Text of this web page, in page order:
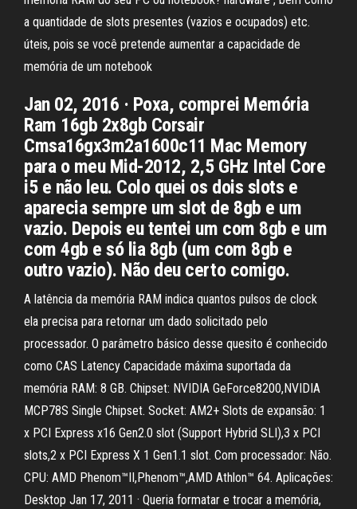
a quantidade de slots presentes (vazios e ocupados) etc.
úteis, pois se você pretende aumentar a capacidade de
memória de um notebook
Jan 02, 2016 · Poxa, comprei Memória
Ram 16gb 2x8gb Corsair
Cmsa16gx3m2a1600c11 Mac Memory
para o meu Mid-2012, 2,5 GHz Intel Core
i5 e não leu. Colo quei os dois slots e
aparecia sempre um slot de 8gb e um
vazio. Depois eu tentei um com 8gb e um
com 4gb e só lia 8gb (um com 8gb e
outro vazio). Não deu certo comigo.
A latência da memória RAM indica quantos pulsos de clock
ela precisa para retornar um dado solicitado pelo
processador. O parâmetro básico desse quesito é conhecido
como CAS Latency Capacidade máxima suportada da
memória RAM: 8 GB. Chipset: NVIDIA GeForce8200,NVIDIA
MCP78S Single Chipset. Socket: AM2+ Slots de expansão: 1
x PCI Express x16 Gen2.0 slot (Support Hybrid SLI),3 x PCI
slots,2 x PCI Express X 1 Gen1.1 slot. Com processador: Não.
CPU: AMD Phenom™II,Phenom™,AMD Athlon™ 64. Aplicações:
Desktop Jan 17, 2011 · Queria formatar e trocar a memória,